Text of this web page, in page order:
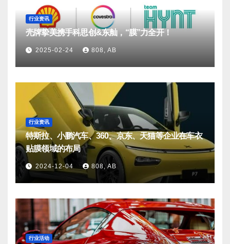
行业资讯
壳牌挚美携手科思创&东舢，“膜”力全开！
2025-02-24 808, AB
行业资讯
特斯拉、小鹏汽车、360、京东、天猫等企业在车衣
贴膜领域的布局
2024-12-04 808, AB
行业活动